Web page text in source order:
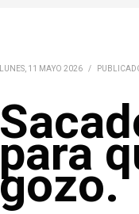
LUNES, 11 MAYO 2026 /
para
gozo.